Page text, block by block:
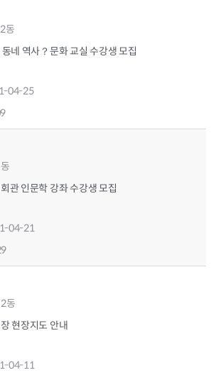
동
네 역사？문화 교실 수강생 모집
04-25
관 인문학 강좌 수강생 모집
04-21
동
현장지도 안내
04-11